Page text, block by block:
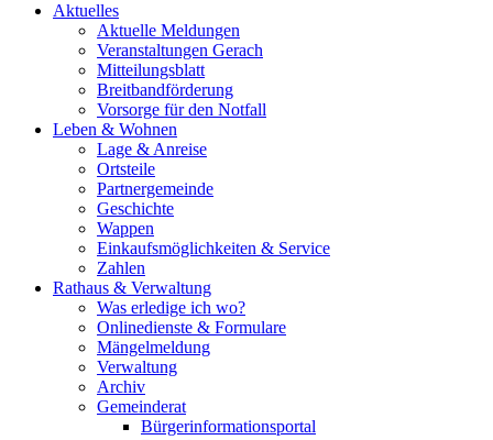
Aktuelles
Aktuelle Meldungen
Veranstaltungen Gerach
Mitteilungsblatt
Breitbandförderung
Vorsorge für den Notfall
Leben & Wohnen
Lage & Anreise
Ortsteile
Partnergemeinde
Geschichte
Wappen
Einkaufsmöglichkeiten & Service
Zahlen
Rathaus & Verwaltung
Was erledige ich wo?
Onlinedienste & Formulare
Mängelmeldung
Verwaltung
Archiv
Gemeinderat
Bürgerinformationsportal